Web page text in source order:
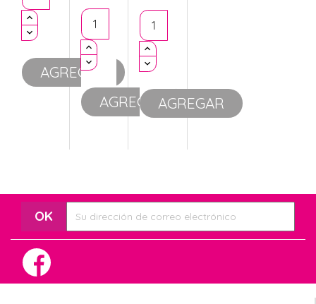
AGREGAR
AGREGARAGREGAR